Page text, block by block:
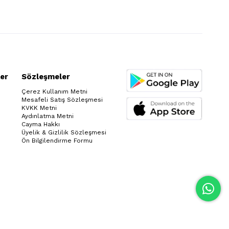
korur. Kapüşonlu modellerde kapüşon
Belden bağlamalı polar kadın
Sözleşmeler
Çerez Kullanım Metni
Mesafeli Satış Sözleşmesi
KVKK Metni
Aydınlatma Metni
Cayma Hakkı
Üyelik & Gizlilik Sözleşmesi
Ön Bilgilendirme Formu